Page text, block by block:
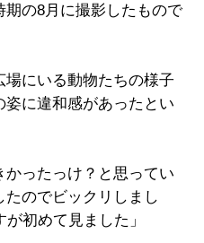
の8月に撮影したもので
にいる動物たちの様子
に違和感があったとい
ったっけ？と思ってい
のでビックリしまし
初めて見ました」